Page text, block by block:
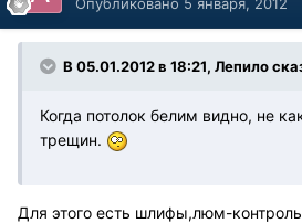
В 05.01.2012 в 18:21, Лепило
Когда потолок белим видно, не
трещин.
Для этого есть шлифы,люм-